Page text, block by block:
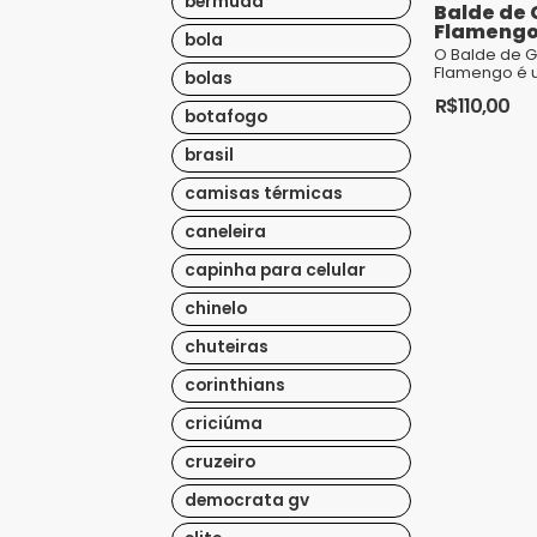
bola
bolas
botafogo
brasil
camisas térmicas
caneleira
capinha para celular
chinelo
chuteiras
corinthians
criciúma
cruzeiro
democrata gv
Balde de
O Balde de
Flamengo é
torcedores
R$110,00